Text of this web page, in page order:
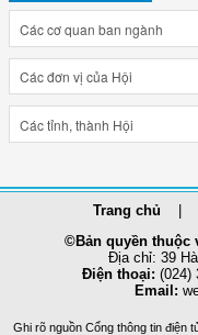
Trang chủ
©Bản quyền thuộc
Địa chỉ: 39
Điện thoại: (024)
Email:
Ghi rõ nguồn Cổng thông tin điện